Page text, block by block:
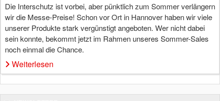
Die Interschutz ist vorbei, aber pünktlich zum Sommer verlängern
wir die Messe-Preise! Schon vor Ort in Hannover haben wir viele
unserer Produkte stark vergünstigt angeboten. Wer nicht dabei
sein konnte, bekommt jetzt im Rahmen unseres Sommer-Sales
noch einmal die Chance.
Weiterlesen